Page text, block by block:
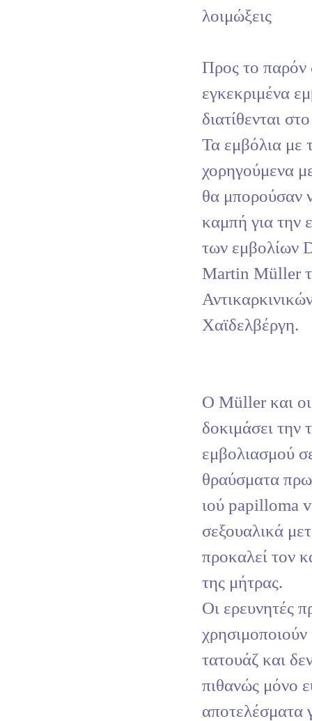
λοιμώξεις
Προς το παρόν
εγκεκριμένα
διατίθενται
Τα εμβόλια με
χορηγούμενα
θα μπορούσαν
καμπή για την
των εμβολίων
Martin Müller
Χαϊδελβέργη.
Ο Müller και
δοκιμάσει την
εμβολιασμού
θραύσματα
ιού papilloma
σεξουαλικά
προκαλεί τον
της μήτρας.
Oι ερευνητές
τατουάζ και
πιθανώς μόνο
αποτελέσματα